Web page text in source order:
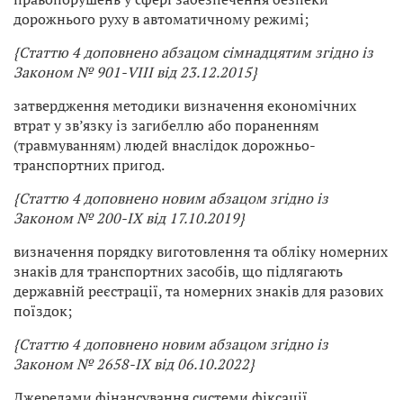
дорожнього руху в автоматичному режимі;
{Статтю 4 доповнено абзацом сімнадцятим згідно із
Законом № 901-VIII від 23.12.2015}
затвердження методики визначення економічних
втрат у зв’язку із загибеллю або пораненням
(травмуванням) людей внаслідок дорожньо-
транспортних пригод.
{Статтю 4 доповнено новим абзацом згідно із
Законом № 200-IX від 17.10.2019}
визначення порядку виготовлення та обліку номерних
знаків для транспортних засобів, що підлягають
державній реєстрації, та номерних знаків для разових
поїздок;
{Статтю 4 доповнено новим абзацом згідно із
Законом № 2658-IX від 06.10.2022}